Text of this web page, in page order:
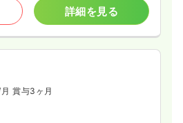
詳細を見る
賞与3ヶ月